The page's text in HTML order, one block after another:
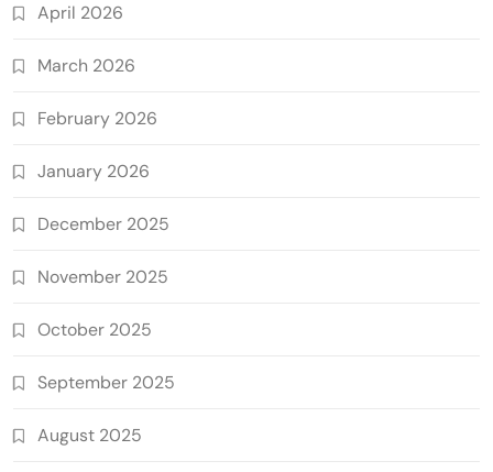
April 2026
March 2026
February 2026
January 2026
December 2025
November 2025
October 2025
September 2025
August 2025